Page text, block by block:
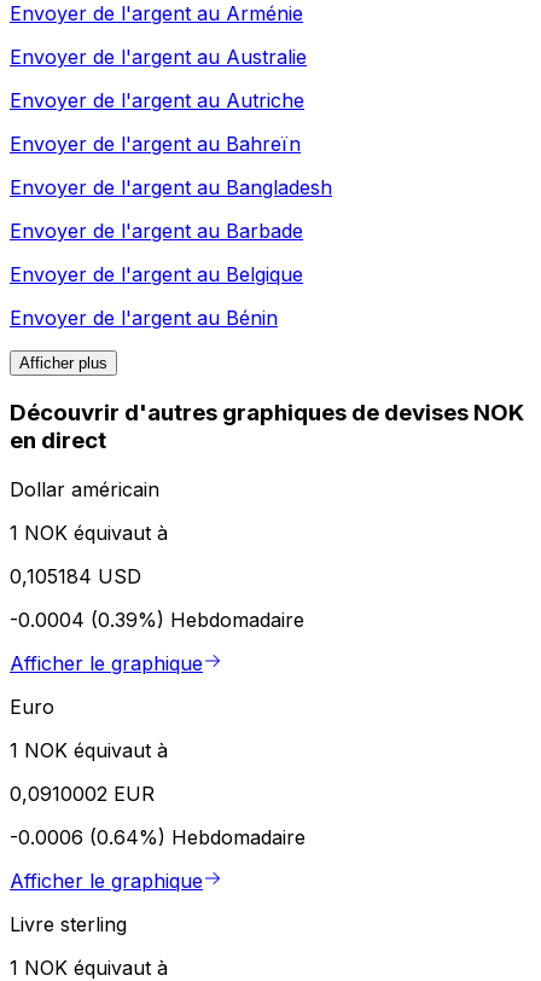
Envoyer de l'argent au Arménie
Envoyer de l'argent au Australie
Envoyer de l'argent au Autriche
Envoyer de l'argent au Bahreïn
Envoyer de l'argent au Bangladesh
Envoyer de l'argent au Barbade
Envoyer de l'argent au Belgique
Envoyer de l'argent au Bénin
Afficher plus
Découvrir d'autres graphiques de devises NOK
en direct
Dollar américain
1 NOK équivaut à
0,105184 USD
-0.0004 (0.39%) Hebdomadaire
Afficher le graphique
Euro
1 NOK équivaut à
0,0910002 EUR
-0.0006 (0.64%) Hebdomadaire
Afficher le graphique
Livre sterling
1 NOK équivaut à